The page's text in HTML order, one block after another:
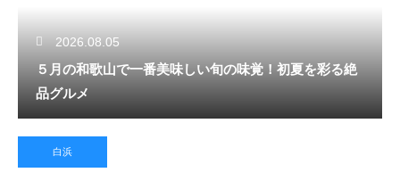
2026.08.05
５月の和歌山で一番美味しい旬の味覚！初夏を彩る絶
品グルメ
白浜